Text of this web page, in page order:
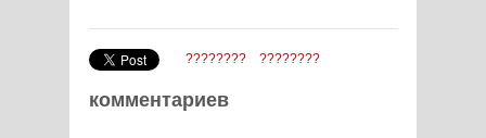
???????? ????????
комментариев